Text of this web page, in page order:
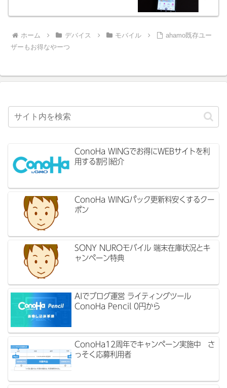
ホーム デバイス モバイル
ahamo既存ユー
ザーもお得なやーつ
ConoHa WINGでお得にWEBサイトを利
用する割引紹介
ConoHa WINGパック更新料安くするクー
ポン
SONY NUROモバイル 端末在庫状況とキ
ャンペーン特典
AIでブログ運営 ライティングツール
ConoHa Pencil 0円から
ConoHa12周年でキャンペーン実施中 さ
っそく応募利用者